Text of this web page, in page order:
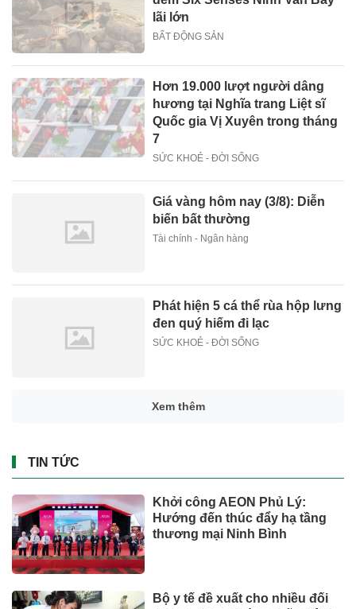
lãi lớn
BẤT ĐỘNG SẢN
Hơn 19.000 lượt người dâng
hương tại Nghĩa trang Liệt sĩ
Quốc gia Vị Xuyên trong tháng
7
SỨC KHOẺ - ĐỜI SỐNG
Giá vàng hôm nay (3/8): Diễn
biến bất thường
Tài chính - Ngân hàng
Phát hiện 5 cá thể rùa hộp lưng
đen quý hiếm đi lạc
SỨC KHOẺ - ĐỜI SỐNG
Xem thêm
TIN TỨC
Khởi công AEON Phủ Lý:
Hướng đến thúc đẩy hạ tầng
thương mại Ninh Bình
Bộ y tế đề xuất cho nhiều đối